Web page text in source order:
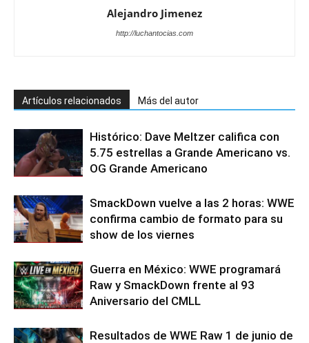
Alejandro Jimenez
http://luchantocias.com
Artículos relacionados Más del autor
Histórico: Dave Meltzer califica con
5.75 estrellas a Grande Americano vs.
OG Grande Americano
SmackDown vuelve a las 2 horas: WWE
confirma cambio de formato para su
show de los viernes
Guerra en México: WWE programará
Raw y SmackDown frente al 93
Aniversario del CMLL
Resultados de WWE Raw 1 de junio de